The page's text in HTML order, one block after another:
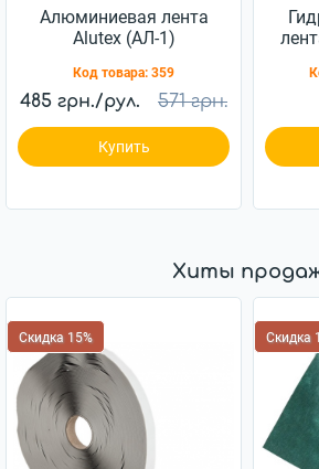
Алюминиевая лента
Alutex (АЛ-1)
Код товара: 359
485 грн./рул. 571 грн.
Купить
Хиты
Скидка 15% Скидка